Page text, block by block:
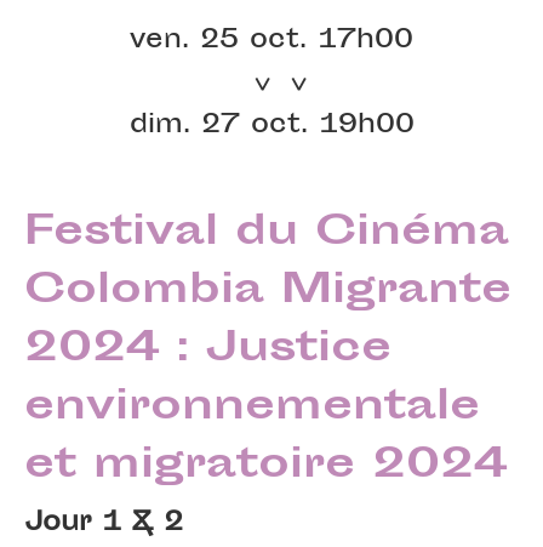
ven. 25 oct. 17h00
dim. 27 oct. 19h00
Festival du Cinéma
Colombia Migrante
2024 : Justice
environnementale
et migratoire 2024
Jour 1 & 2